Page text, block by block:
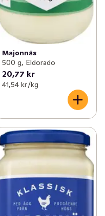
Majonnäs
500 g, Eldorado
20,77 kr
41,54 kr /kg